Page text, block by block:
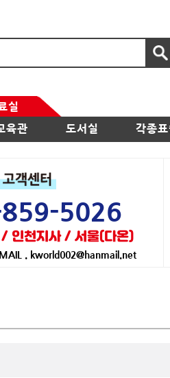
실
육관 도서실 각종
5026
인천지사 / 서울(다온)
. kworld002@hanmail.net